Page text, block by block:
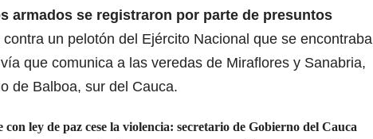
armados se registraron por parte de presuntos
contra un pelotón del Ejército Nacional que se encontraba
que comunica a las veredas de Miraflores y Sanabria,
de Balboa, sur del Cauca.
con ley de paz cese la violencia: secretario de Gobierno del Cauca